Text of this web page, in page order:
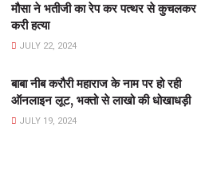
मौसा ने भतीजी का रेप कर पत्थर से कुचलकर
करी हत्या
JULY 22, 2024
बाबा नीब करौरी महाराज के नाम पर हो रही
ऑनलाइन लूट, भक्तो से लाखो की धोखाधड़ी
JULY 19, 2024